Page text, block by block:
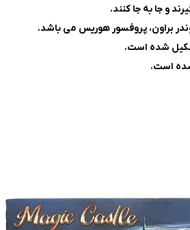
و جا به جا کنند.
براون، پروفسور هوریس می باشد.
شده است.